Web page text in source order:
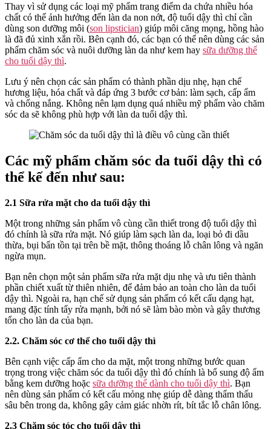
Thay vì sử dụng các loại mỹ phẩm trang điểm da chứa nhiều hóa
chất có thể ảnh hưởng đến làn da non nớt, độ tuổi dậy thì chỉ cần
dùng son dưỡng môi (son lipstician) giúp môi căng mọng, hồng hào
là đã đủ xinh xắn rồi. Bên cạnh đó, các bạn có thể nên dùng các sản
phẩm chăm sóc và nuôi dưỡng làn da như kem hay sữa dưỡng thể
cho tuổi dậy thì.
Lưu ý nên chọn các sản phẩm có thành phần dịu nhẹ, hạn chế
hương liệu, hóa chất và đáp ứng 3 bước cơ bản: làm sạch, cấp ẩm
và chống nắng. Không nên lạm dụng quá nhiều mỹ phẩm vào chăm
sóc da sẽ không phù hợp với làn da tuổi dậy thì.
Các mỹ phẩm chăm sóc da tuổi dậy thì có
thể kế đến như sau:
2.1 Sữa rửa mặt cho da tuổi dậy thì
Một trong những sản phẩm vô cùng cần thiết trong độ tuổi dậy thì
đó chính là sữa rửa mặt. Nó giúp làm sạch làn da, loại bỏ đi dầu
thừa, bụi bẩn tồn tại trên bề mặt, thông thoáng lỗ chân lông và ngăn
ngừa mụn.
Bạn nên chọn một sản phẩm sữa rửa mặt dịu nhẹ và ưu tiên thành
phần chiết xuất từ thiên nhiên, để đảm bảo an toàn cho làn da tuổi
dậy thì. Ngoài ra, hạn chế sử dụng sản phẩm có kết cấu dạng hạt,
mang đặc tính tẩy rửa mạnh, bởi nó sẽ làm bào mòn và gây thương
tổn cho làn da của bạn.
2.2. Chăm sóc cơ thể cho tuổi dậy thì
Bên cạnh việc cấp ẩm cho da mặt, một trong những bước quan
trọng trong việc chăm sóc da tuổi dậy thì đó chính là bổ sung độ ẩm
bằng kem dưỡng hoặc sữa dưỡng thể dành cho tuổi dậy thì. Bạn
nên dùng sản phẩm có kết cấu mỏng nhẹ giúp dễ dàng thẩm thấu
sâu bên trong da, không gây cảm giác nhờn rít, bít tắc lỗ chân lông.
2.3 Chăm sóc tóc cho tuổi dậy thì